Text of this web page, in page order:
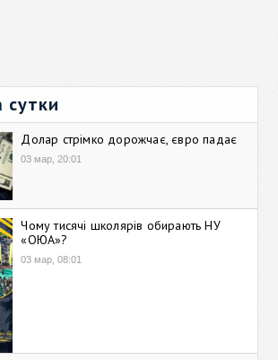
сутки
Долар стрімко дорожчає, євро падає
03 мар, 20:01
Чому тисячі школярів обирають НУ
«ОЮА»?
03 мар, 08:01